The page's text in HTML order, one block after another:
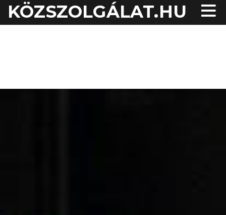
KÖZSZOLGÁLAT.HU